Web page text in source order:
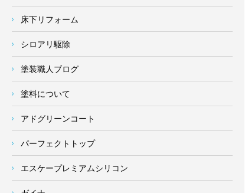
床下リフォーム
シロアリ駆除
塗装職人ブログ
塗料について
アドグリーンコート
パーフェクトトップ
エスケープレミアムシリコン